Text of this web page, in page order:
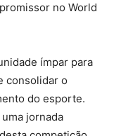
no World
ímpar para
consolidar o
do esporte.
jornada